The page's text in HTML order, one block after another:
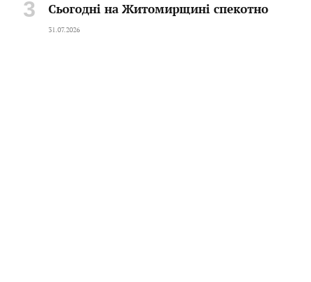
Сьогодні на Житомирщині спекотно
31.07.2026